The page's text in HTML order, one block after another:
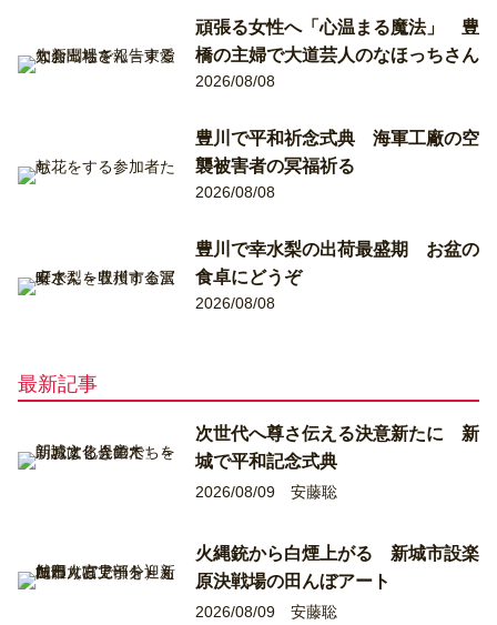
頑張る女性へ「心温まる魔法」 豊
橋の主婦で大道芸人のなほっちさん
2026/08/08
豊川で平和祈念式典 海軍工廠の空
襲被害者の冥福祈る
2026/08/08
豊川で幸水梨の出荷最盛期 お盆の
食卓にどうぞ
2026/08/08
最新記事
次世代へ尊さ伝える決意新たに 新
城で平和記念式典
2026/08/09 安藤聡
火縄銃から白煙上がる 新城市設楽
原決戦場の田んぼアート
2026/08/09 安藤聡